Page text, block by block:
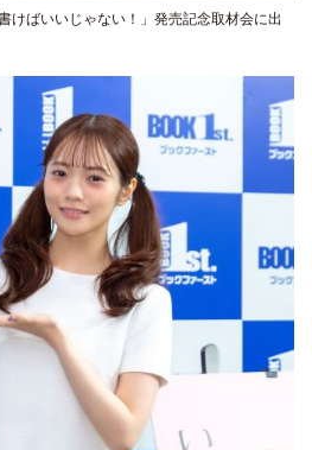
けばいいじゃない！」発売記念取材会に出